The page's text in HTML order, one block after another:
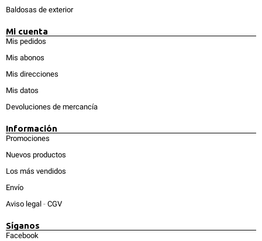
Baldosas de exterior
Mi cuenta
Mis pedidos
Mis abonos
Mis direcciones
Mis datos
Devoluciones de mercancía
Información
Promociones
Nuevos productos
Los más vendidos
Envío
Aviso legal - CGV
Síganos
Facebook